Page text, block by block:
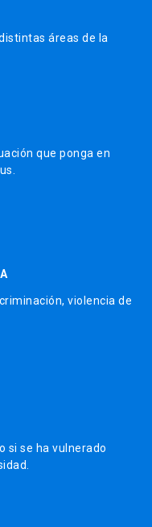
áreas de la
que ponga en
violencia de
si se ha vulnerado